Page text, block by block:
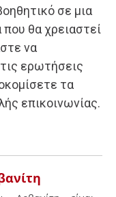
σε μια
θα χρειαστεί
να
ερωτήσεις
τα
επικοινωνίας.